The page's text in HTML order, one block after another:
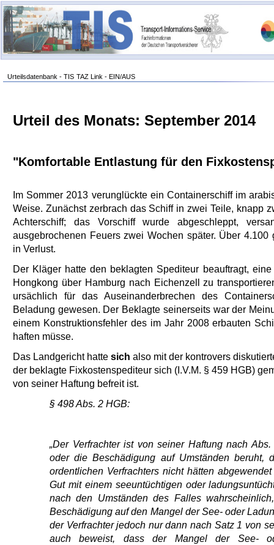
Urteilsdatenbank - TIS TAZ Link - EIN/AUS
Urteil des Monats: September 2014
"Komfortable Entlastung für den
Im Sommer 2013 verunglückte ein Containerschiff im
Weise. Zunächst zerbrach das Schiff in zwei Teile, knapp
Achterschiff; das Vorschiff wurde abgeschleppt,
ausgebrochenen Feuers zwei Wochen später. Über 4.100
in Verlust.
Der Kläger hatte den beklagten Spediteur beauftragt,
Hongkong über Hamburg nach Eichenzell zu
ursächlich für das Auseinanderbrechen des
Beladung gewesen. Der Beklagte seinerseits war der
einem Konstruktionsfehler des im Jahr 2008 erbauten
haften müsse.
Das Landgericht hatte sich also mit der kontrovers
der beklagte Fixkostenspediteur sich (I.V.M. § 459 HGB)
von seiner Haftung befreit ist.
§ 498 Abs. 2 HGB:
„Der Verfrachter ist von seiner Haftung nach
oder die Beschädigung auf Umständen beruht,
ordentlichen Verfrachters nicht hätten
Gut mit einem seeuntüchtigen oder
nach den Umständen des Falles
Beschädigung auf den Mangel der See- oder
der Verfrachter jedoch nur dann nach Satz 1 von
auch beweist, dass der Mangel der See-